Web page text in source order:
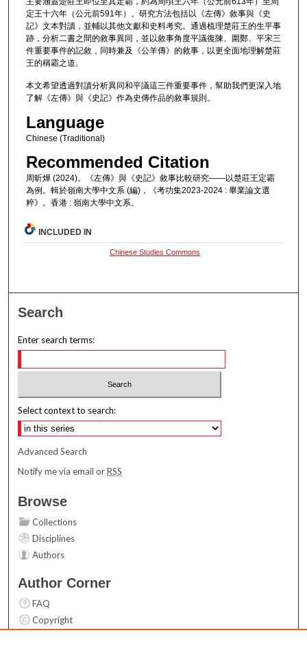
定王十六年（公元前591年）。研究方法包括以《左傳》敘事與《史
記》文本對讀，並輔以其他文獻和史料考究。通過梳理楚莊王的生平事
跡，分析二書之間的敘事異同，並以敘事角度平議復陳、圍鄭、平宋三
件重要事件的記敘，同時兼及《公羊傳》的敘事，以更全面地理解楚莊
王的稱霸之道。
本文希望透過對讀分析異同和平議這三件重要事件，幫助我們更深入地
了解《左傳》與《史記》作為史傳作品的敘事規則。
Language
Chinese (Traditional)
Recommended Citation
周昕燁 (2024)。《左傳》與《史記》敘事比較研究——以楚莊王定霸
為例。輯於嶺南大學中文系 (編)，《考功集2023-2024 : 畢業論文選
粹》。香港 : 嶺南大學中文系。
INCLUDED IN
Chinese Studies Commons
Search
Enter search terms:
Select context to search:
Advanced Search
Notify me via email orRSS
Browse
Collections
Disciplines
Authors
Author Corner
FAQ
Copyright